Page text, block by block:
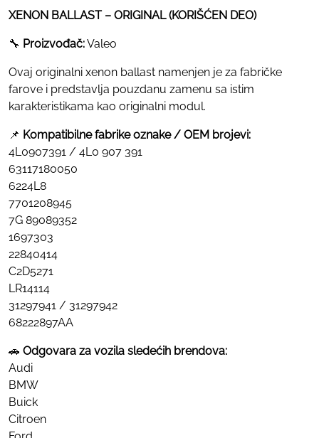
XENON BALLAST – ORIGINAL (KORIŠĆEN DEO)
🔧 Proizvođač:Valeo
Ovaj originalni xenon ballast namenjen je za fabričke
farove i predstavlja pouzdanu zamenu sa istim
karakteristikama kao originalni modul.
📌 Kompatibilne fabrike oznake / OEM brojevi:
4L0907391 / 4L0 907 391
63117180050
6224L8
7701208945
7G 89089352
1697303
22840414
C2D5271
LR14114
31297941 / 31297942
68222897AA
🚗 Odgovara za vozila sledećih brendova:
Audi
BMW
Buick
Citroen